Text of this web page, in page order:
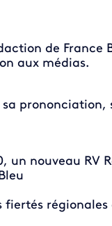
de France
aux médias.
prononciation,
nouveau RV
régionales